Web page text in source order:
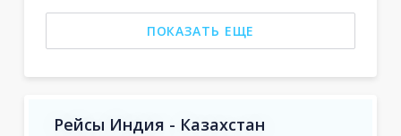
ПОКАЗАТЬ ЕЩЕ
Рейсы Индия - Казахстан